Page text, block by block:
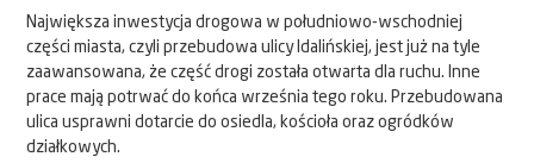
Największa inwestycja drogowa w południowo-wschodniej
części miasta, czyli przebudowa ulicy Idalińskiej, jest już na tyle
zaawansowana, że część drogi została otwarta dla ruchu. Inne
prace mają potrwać do końca września tego roku. Przebudowana
ulica usprawni dotarcie do osiedla, kościoła oraz ogródków
działkowych.